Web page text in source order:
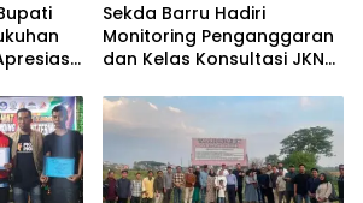
Sekda Barru Hadiri
Monitoring Penganggaran
dan Kelas Konsultasi JKN
Kesehatan di Makassar